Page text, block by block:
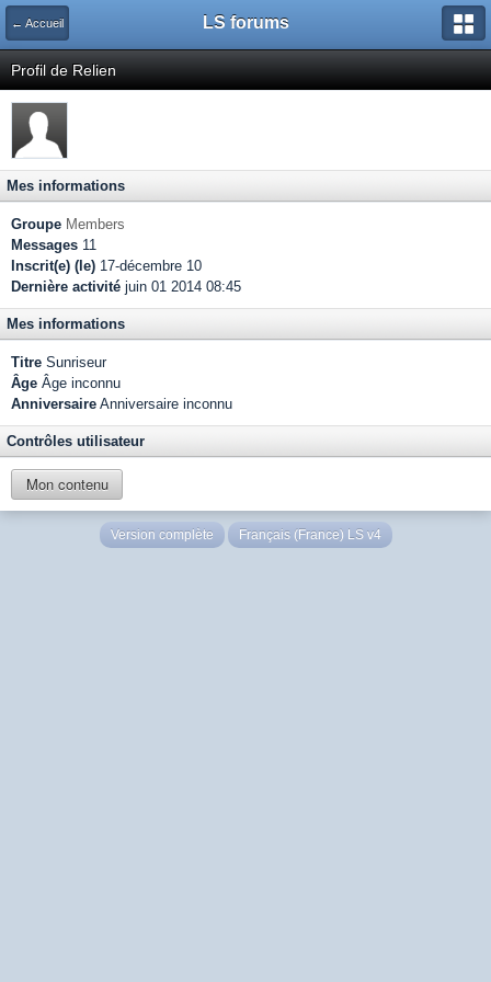
← Accueil LS forums
Profil de Relien
Mes informations
Groupe Members
Messages 11
Inscrit(e) (le) 17-décembre 10
Dernière activité juin 01 2014 08:45
Mes informations
Titre Sunriseur
Âge Âge inconnu
Anniversaire Anniversaire inconnu
Contrôles utilisateur
Mon contenu
Version complète Français (France) LS v4